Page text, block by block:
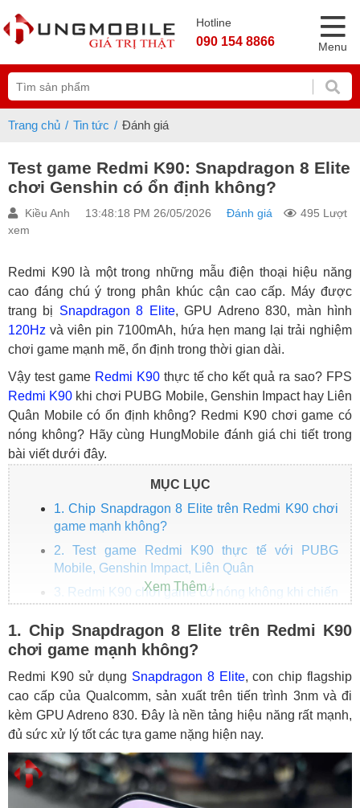
Hotline
090 154 8866 Menu
Trang chủ Tin tức Đánh giá
Test game Redmi K90: Snapdragon 8 Elite
chơi Genshin có ổn định không?
Kiều Anh 13:48:18 PM 26/05/2026 Đánh giá
495 Lượt
xem
Redmi K90 là một trong những mẫu điện thoại hiệu năng
cao đáng chú ý trong phân khúc cận cao cấp. Máy được
trang bị Snapdragon 8 Elite, GPU Adreno 830, màn hình
120Hz và viên pin 7100mAh, hứa hẹn mang lại trải nghiệm
chơi game mạnh mẽ, ổn định trong thời gian dài.
Vậy test game Redmi K90thực tế cho kết quả ra sao? FPS
Redmi K90 khi chơi PUBG Mobile, Genshin Impact hay Liên
Quân Mobile có ổn định không? Redmi K90 chơi game có
nóng không? Hãy cùng HungMobile đánh giá chi tiết trong
bài viết dưới đây.
MỤC LỤC
1. Chip Snapdragon 8 Elite trên Redmi K90 chơi
game mạnh không?
2. Test game Redmi K90 thực tế với PUBG
Mobile, Genshin Impact, Liên Quân
3. Redmi K90 chơi game có nóng không khi chiến
4. Khả năng tản nhiệt Redmi K90 khi chơi game
có tốt không?
5. Redmi K90 hao pin bao nhiêu khi chơi game
thực tế?
Tổng kết test game Redmi K90 có đáng mua
không?
1. Chip Snapdragon 8 Elite trên Redmi K90
chơi game mạnh không?
Redmi K90 sử dụng Snapdragon 8 Elite, con chip flagship
cao cấp của Qualcomm, sản xuất trên tiến trình 3nm và đi
kèm GPU Adreno 830. Đây là nền tảng hiệu năng rất mạnh,
đủ sức xử lý tốt các tựa game nặng hiện nay.